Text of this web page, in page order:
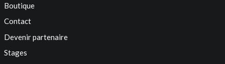
Boutique
Contact
Devenir partenaire
Stages